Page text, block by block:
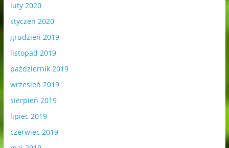
luty 2020
styczeń 2020
grudzień 2019
listopad 2019
październik 2019
wrzesień 2019
sierpień 2019
lipiec 2019
czerwiec 2019